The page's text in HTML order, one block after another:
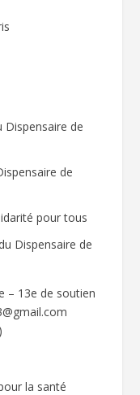
de
de
pour tous
Dispensaire de
– 13e de soutien
la santé